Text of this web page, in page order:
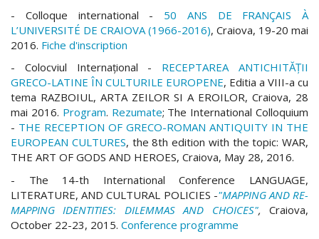
- Colloque international -
50 ANS DE FRANÇAIS À
L’UNIVERSITÉ DE CRAIOVA (1966-2016), Craiova, 19-20 mai
2016. Fiche d'inscription
- Colocviul Internațional -
RECEPTAREA ANTICHITĂȚII
GRECO-LATINE ÎN CULTURILE EUROPENE, Editia a VIII-a cu
tema RAZBOIUL, ARTA ZEILOR SI A EROILOR, Craiova, 28
mai 2016. Program. Rezumate; The International Colloquium
- THE RECEPTION OF GRECO-ROMAN ANTIQUITY IN THE
EUROPEAN CULTURES, the 8th edition with the topic: WAR,
THE ART OF GODS AND HEROES, Craiova, May 28, 2016.
- The 14-th International Conference LANGUAGE,
LITERATURE, AND CULTURAL POLICIES -"MAPPING AND RE-
MAPPING IDENTITIES: DILEMMAS AND CHOICES",
Craiova,
October 22-23, 2015. Conference programme